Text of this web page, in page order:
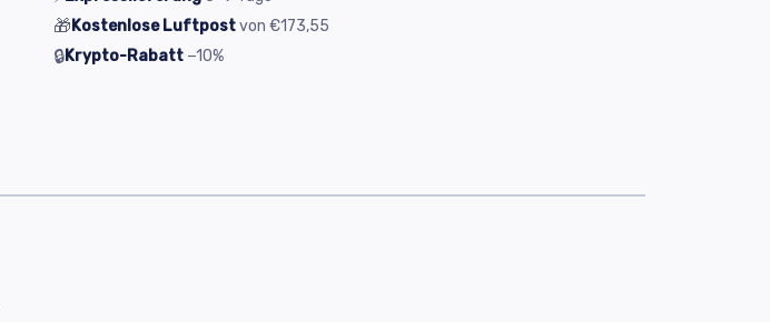
🎁Kostenlose Luftpostvon €173,55
🔒Krypto-Rabatt −10%